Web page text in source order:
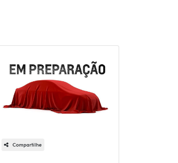
Compartilhe